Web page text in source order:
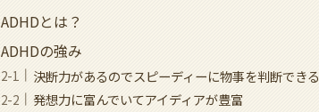
ADHDとは？
ADHDの強み
決断力があるのでスピーディーに物事を判断でき
発想力に富んでいてアイディアが豊富